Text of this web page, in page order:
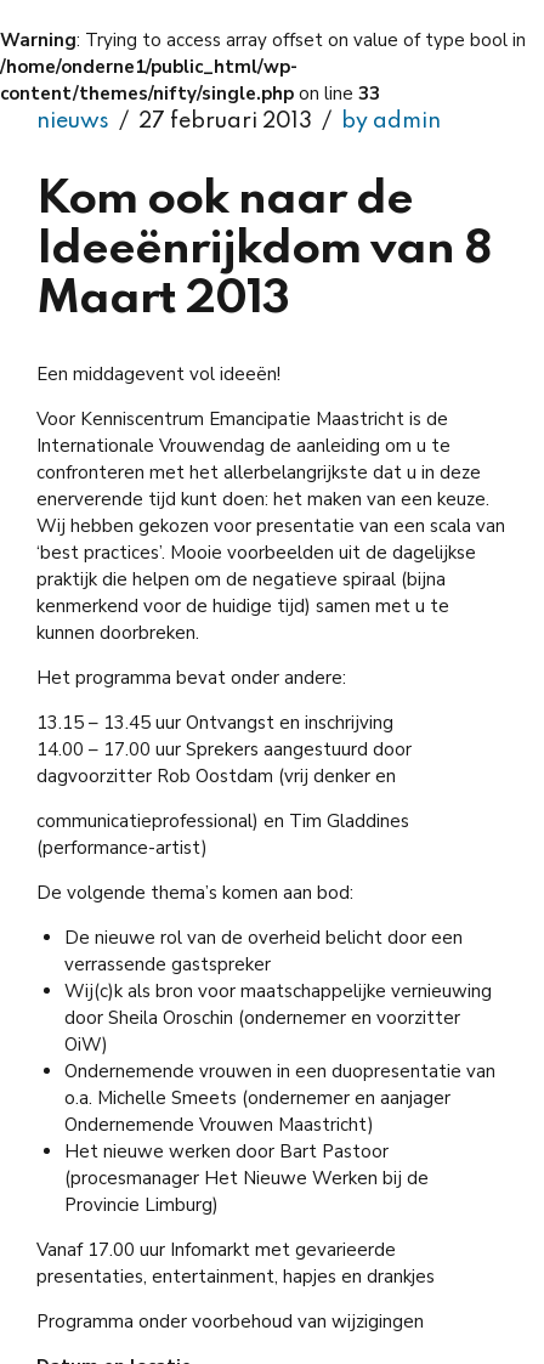
Warning: Trying to access array offset on value of type bool in
/home/onderne1/public_html/wp-
content/themes/nifty/single.php on line 33
nieuws 27 februari 2013 by admin
Kom ook naar de
Ideeënrijkdom van 8
Maart 2013
Een middagevent vol ideeën!
Voor Kenniscentrum Emancipatie Maastricht is de
Internationale Vrouwendag de aanleiding om u te
confronteren met het allerbelangrijkste dat u in deze
enerverende tijd kunt doen: het maken van een keuze.
Wij hebben gekozen voor presentatie van een scala van
‘best practices’. Mooie voorbeelden uit de dagelijkse
praktijk die helpen om de negatieve spiraal (bijna
kenmerkend voor de huidige tijd) samen met u te
kunnen doorbreken.
Het programma bevat onder andere:
13.15 – 13.45 uur Ontvangst en inschrijving
14.00 – 17.00 uur Sprekers aangestuurd door
dagvoorzitter Rob Oostdam (vrij denker en
communicatieprofessional) en Tim Gladdines
(performance-artist)
De volgende thema’s komen aan bod:
De nieuwe rol van de overheid belicht door een
verrassende gastspreker
Wij(c)k als bron voor maatschappelijke vernieuwing
door Sheila Oroschin (ondernemer en voorzitter
OiW)
Ondernemende vrouwen in een duopresentatie van
o.a. Michelle Smeets (ondernemer en aanjager
Ondernemende Vrouwen Maastricht)
Het nieuwe werken door Bart Pastoor
(procesmanager Het Nieuwe Werken bij de
Provincie Limburg)
Vanaf 17.00 uur Infomarkt met gevarieerde
presentaties, entertainment, hapjes en drankjes
Programma onder voorbehoud van wijzigingen